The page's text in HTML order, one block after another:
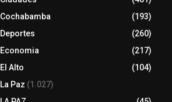
Cochabamba
(193)
Deportes
(260)
Economia
(217)
El Alto
(104)
La Paz (1.027)